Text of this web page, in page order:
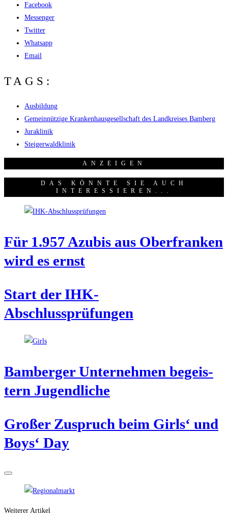
Facebook
Messenger
Twitter
Whatsapp
Email
TAGS:
Ausbildung
Gemeinnützige Krankenhausgesellschaft des Landkreises Bamberg
Juraklinik
Steigerwaldklinik
ANZEI­GEN
DAS KÖNNTE SIE AUCH
INTERESSIEREN...
Für 1.957 Azu­bis aus Ober­fran­ken
wird es ernst
Start der IHK-
Abschlussprüfungen
Bam­ber­ger Unter­neh­men begeis­
tern Jugendliche
Gro­ßer Zuspruch beim Girls‘ und
Boys‘ Day
Weiterer Artikel